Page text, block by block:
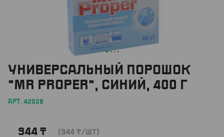
УНИВЕРСАЛЬНЫЙ ПОРОШОК
"MR PROPER", СИНИЙ, 400 Г
АРТ. 42028
944 ₸ (944 ₸/ШТ)